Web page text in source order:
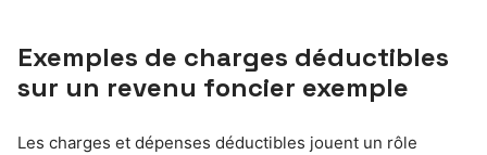
Exemples de charges déductibles
sur un revenu foncier exemple
Les charges et dépenses déductibles jouent un rôle